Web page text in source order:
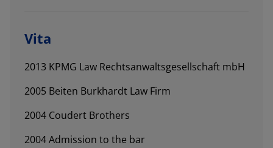
Vita
2013 KPMG Law Rechtsanwaltsgesellschaft mbH
2005 Beiten Burkhardt Law Firm
2004 Coudert Brothers
2004 Admission to the bar